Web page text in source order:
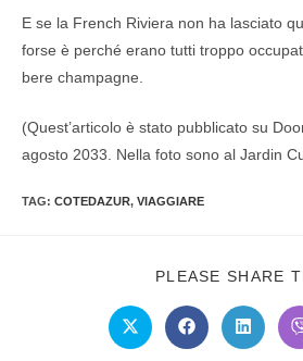
E se la French Riviera non ha lasciato
forse è perché erano tutti troppo
bere champagne.
(Quest’articolo è stato pubblicato su
agosto 2033. Nella foto sono al Jardin
TAG: COTEDAZUR, VIAGGIARE
PLEASE SHARE